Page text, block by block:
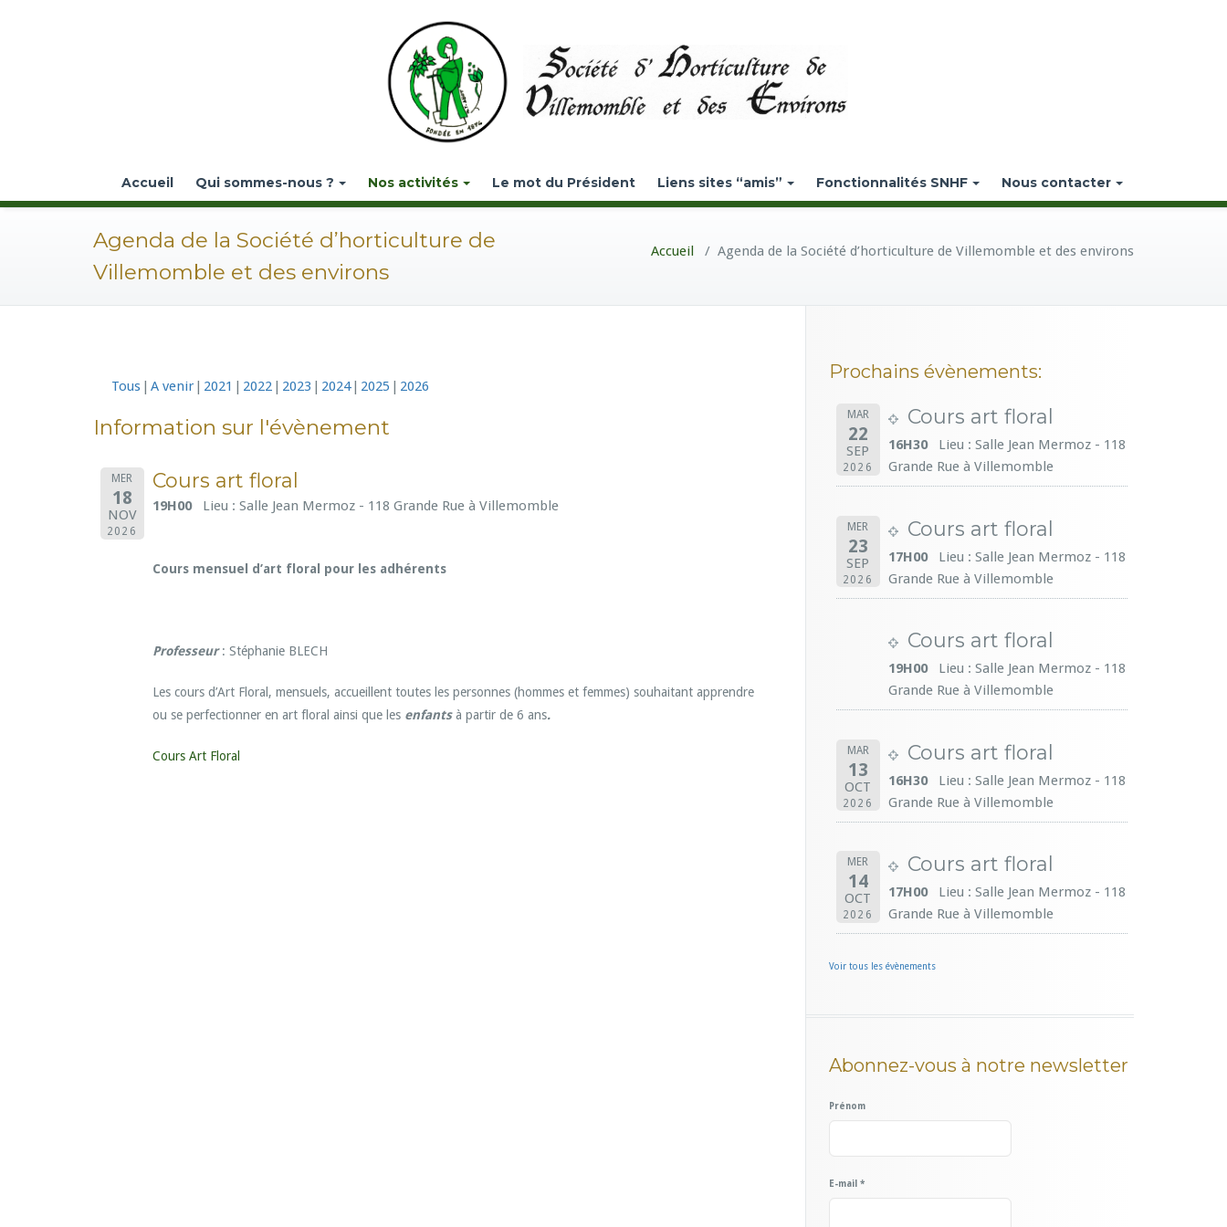
Accueil Qui sommes-nous ? Nos activités Le mot du Président Liens sites “amis” Fonctionnalités SNHF Nous contacter
Agenda de la Société d’horticulture de
Villemomble et des environs
Accueil / Agenda de la Société d’horticulture de Villemomble et des environs
Tous A venir 2021 2022 2023 2024 2025 2026
Information sur l'évènement
MER
18
NOV
2026
Cours art floral
19H00 Lieu : Salle Jean Mermoz - 118 Grande Rue à Villemomble
Cours mensuel d’art floral pour les adhérents
Professeur: Stéphanie BLECH
Les cours d’Art Floral, mensuels, accueillent toutes les personnes (hommes et femmes) souhaitant apprendre
ou se perfectionner en art floral ainsi que les enfantsà partir de 6 ans.
Cours Art Floral
Prochains évènements:
MAR
22
SEP
2026
Cours art floral
16H30
Lieu : Salle Jean Mermoz - 118
Grande Rue à Villemomble
MER
23
SEP
2026
Cours art floral
17H00
Lieu : Salle Jean Mermoz - 118
Grande Rue à Villemomble
Cours art floral
19H00
Lieu : Salle Jean Mermoz - 118
Grande Rue à Villemomble
MAR
13
OCT
2026
Cours art floral
16H30
Lieu : Salle Jean Mermoz - 118
Grande Rue à Villemomble
MER
14
OCT
2026
Cours art floral
17H00
Lieu : Salle Jean Mermoz - 118
Grande Rue à Villemomble
Voir tous les évènements
Abonnez-vous à notre newsletter
Prénom
E-mail *